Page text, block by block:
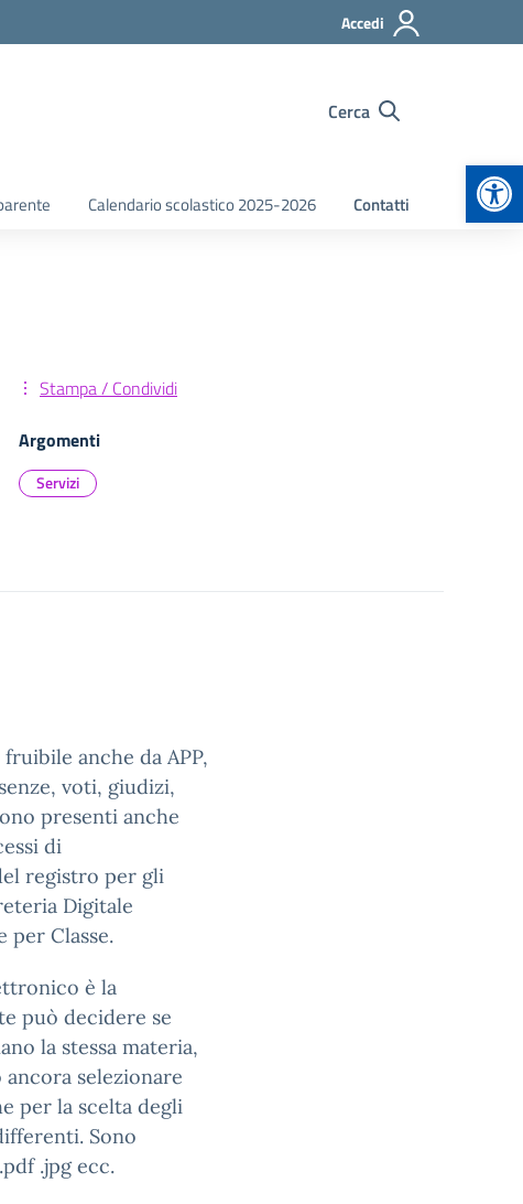
Accedi
Cerca
Calendario scolastico 2025-2026 Contatti
Stampa / Condividi
Argomenti
Servizi
anche da APP,
voti, giudizi,
presenti anche
di
registro per gli
Digitale
per Classe.
è la
può decidere se
la stessa materia,
selezionare
per la scelta degli
Sono
.jpg ecc.